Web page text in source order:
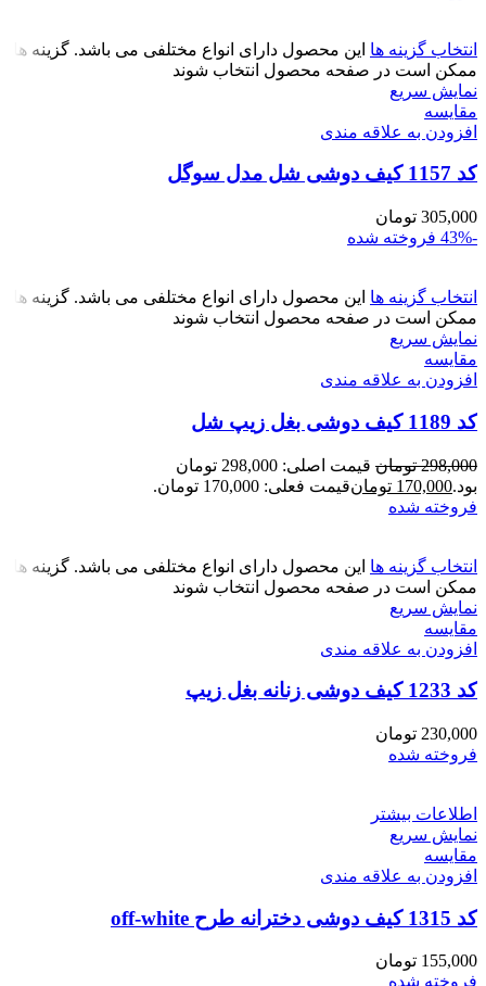
انتخاب گزینه ها این محصول دارای انواع مختلفی می باشد. گزینه ها
ممکن است در صفحه محصول انتخاب شوند
نمایش سریع
مقايسه
افزودن به علاقه مندی
کد 1157 کیف دوشی شل مدل سوگل
305,000 تومان
-43%
فروخته شده
انتخاب گزینه ها این محصول دارای انواع مختلفی می باشد. گزینه ها
ممکن است در صفحه محصول انتخاب شوند
نمایش سریع
مقايسه
افزودن به علاقه مندی
کد 1189 کیف دوشی بغل زیپ شل
298,000 تومان
قیمت اصلی: 298,000 تومان
بود.170,000 تومانقیمت فعلی: 170,000 تومان.
فروخته شده
انتخاب گزینه ها این محصول دارای انواع مختلفی می باشد. گزینه ها
ممکن است در صفحه محصول انتخاب شوند
نمایش سریع
مقايسه
افزودن به علاقه مندی
کد 1233 کیف دوشی زنانه بغل زیپ
230,000 تومان
فروخته شده
اطلاعات بیشتر
نمایش سریع
مقايسه
افزودن به علاقه مندی
کد 1315 کیف دوشی دخترانه طرح off-white
155,000 تومان
فروخته شده